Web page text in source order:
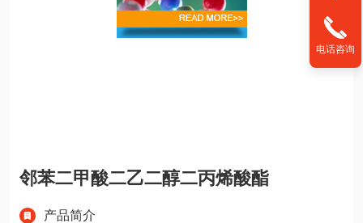
邻苯二甲酸二乙二醇二丙烯酸酯
产品简介
电话咨询